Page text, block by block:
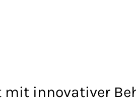
mit innovativer